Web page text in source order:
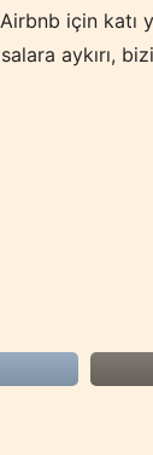
için katı
aykırı,